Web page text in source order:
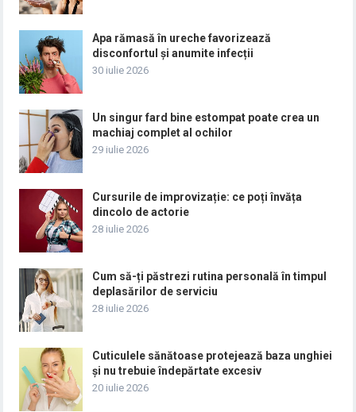
Apa rămasă în ureche favorizează
disconfortul și anumite infecții
30 iulie 2026
Un singur fard bine estompat poate crea un
machiaj complet al ochilor
29 iulie 2026
Cursurile de improvizație: ce poți învăța
dincolo de actorie
28 iulie 2026
Cum să-ți păstrezi rutina personală în timpul
deplasărilor de serviciu
28 iulie 2026
Cuticulele sănătoase protejează baza unghiei
și nu trebuie îndepărtate excesiv
20 iulie 2026